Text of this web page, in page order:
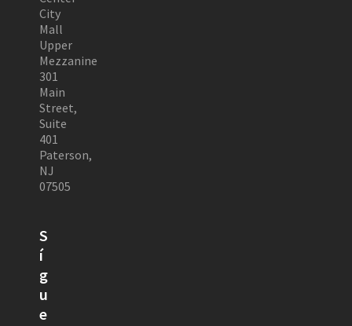
City
Mall
Upper
Mezzanine
301
Main
Street,
Suite
401
Paterson,
NJ
07505
S
í
g
u
e